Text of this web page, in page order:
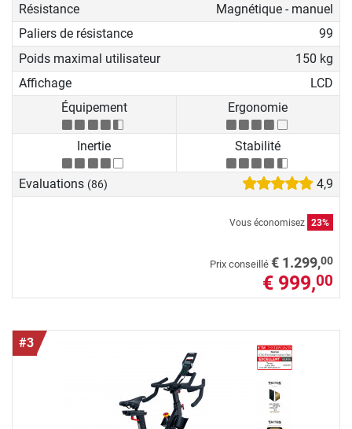
Résistance
Magnétique - manuel
Paliers de résistance
99
Poids maximal utilisateur
150 kg
Affichage
LCD
Équipement
Ergonomie
Inertie Stabilité
Evaluations (86) 4,9
Vous économisez 23%
Prix conseillé € 1.299,00
€ 999,00
#3